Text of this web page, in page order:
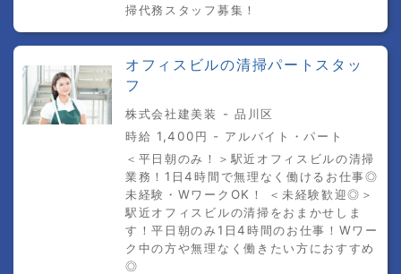
掃代務スタッフ募集！
オフィスビルの清掃パートスタッ
フ
株式会社建美装 - 品川区
時給 1,400円 - アルバイト・パート
＜平日朝のみ！＞駅近オフィスビルの清掃
業務！1日4時間で無理なく働けるお仕事◎
未経験・WワークOK！ ＜未経験歓迎◎＞
駅近オフィスビルの清掃をおまかせしま
す！平日朝のみ1日4時間のお仕事！Wワー
ク中の方や無理なく働きたい方におすすめ
◎